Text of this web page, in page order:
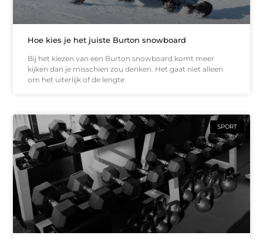
Hoe kies je het juiste Burton snowboard
Bij het kiezen van een Burton snowboard komt meer
kijken dan je misschien zou denken. Het gaat niet alleen
om het uiterlijk of de lengte
SPORT